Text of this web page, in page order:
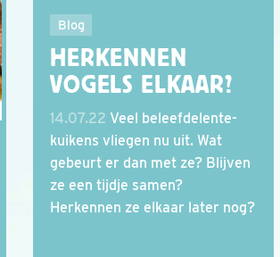
Blog
HERKENNEN
VOGELS ELKAAR?
14.07.22 Veel beleefdelente-
kuikens vliegen nu uit. Wat
gebeurt er dan met ze? Blijven
ze een tijdje samen?
Herkennen ze elkaar later nog?